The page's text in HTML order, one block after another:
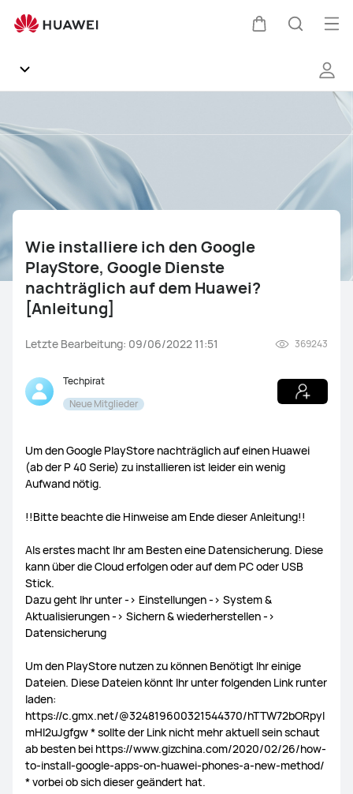
installiere
den
Google
Dienste
nachträglich
auf
Huawei?
[Anleitung]
Allgemein
Produkte
nova Serie Mate Serie P Serie
Weitere Smartphones
WATCH GT Serie WATCH Fit Weitere Wearables
WATCH 4
FreeClip FreeBuds Pro FreeBuds 4i
FreeBuds Studio
Software
Update Plan EMUI Funktionen
Petal
App Gallery
Fotogalerie
Wie installiere ich den Google
PlayStore, Google Dienste
nachträglich auf dem Huawei?
[Anleitung]
Letzte Bearbeitung: 09/06/2022 11:51 369243
Techpirat
Neue Mitglieder
Um den Google PlayStore nachträglich auf einen Huawei
(ab der P 40 Serie) zu installieren ist leider ein wenig
Aufwand nötig.
!!Bitte beachte die Hinweise am Ende dieser Anleitung!!
Als erstes macht Ihr am Besten eine Datensicherung. Diese
kann über die Cloud erfolgen oder auf dem PC oder USB
Stick.
Dazu geht Ihr unter -> Einstellungen -> System &
Aktualisierungen -> Sichern & wiederherstellen ->
Datensicherung
Um den PlayStore nutzen zu können Benötigt Ihr einige
Dateien. Diese Dateien könnt Ihr unter folgenden Link runter
laden:
https://c.gmx.net/@324819600321544370/hTTW72bORpyl
mHl2uJgfgw * sollte der Link nicht mehr aktuell sein schaut
ab besten bei https://www.gizchina.com/2020/02/26/how-
to-install-google-apps-on-huawei-phones-a-new-method/
* vorbei ob sich dieser geändert hat.